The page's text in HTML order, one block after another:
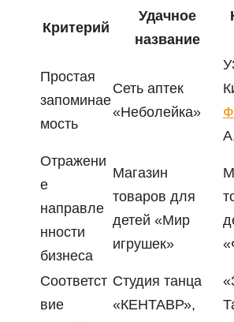
Критерий
Удачное
название
Простая
запоминае
мость
Сеть аптек
«Неболейка»
Отражени
е
направле
нности
бизнеса
Магазин
товаров для
детей «Мир
игрушек»
Соответст
вие
Студия танца
«КЕНТАВР»,